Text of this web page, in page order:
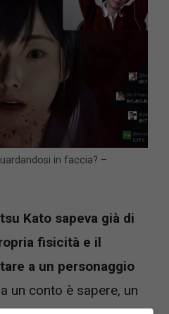
in faccia? –
Kato sapeva già di
fisicità e il
a un personaggio
un conto è sapere, un